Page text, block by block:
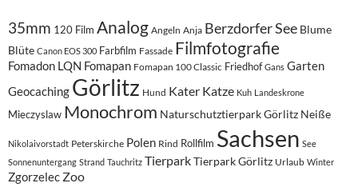
35mm 120 Film Analog Angeln Anja Berzdorfer See Blume
Blüte Canon EOS 300 Farbfilm Fassade Filmfotografie
Fomadon LQN Fomapan Fomapan 100 Classic Friedhof Gans Garten
Geocaching Görlitz Hund Kater Katze Kuh Landeskrone
Mieczyslaw Monochrom Naturschutztierpark Görlitz Neiße
Nikolaivorstadt Peterskirche Polen Rind Rollfilm Sachsen See
Sonnenuntergang Strand Tauchritz TierparkTierpark Görlitz Urlaub Winter
Zgorzelec Zoo